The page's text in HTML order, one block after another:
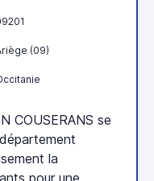
(09)
COUSERANS se
la